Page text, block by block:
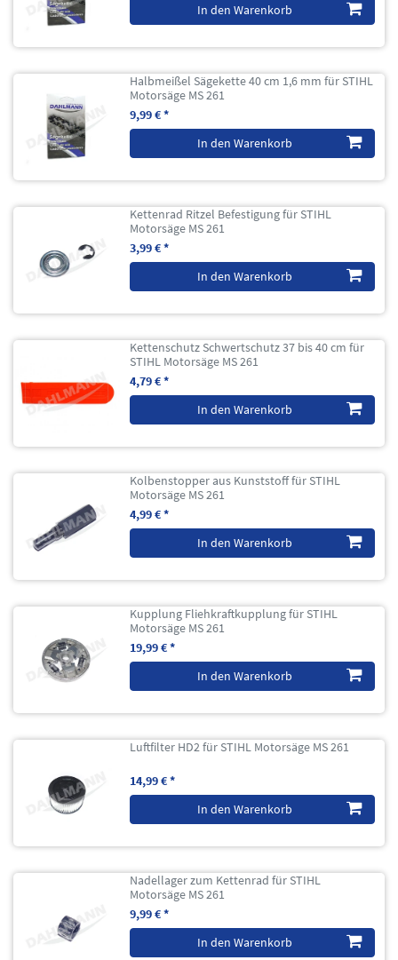
In den Warenkorb
Halbmeißel Sägekette 40 cm 1,6 mm für STIHL
Motorsäge MS 261
9,99 € *
In den Warenkorb
Kettenrad Ritzel Befestigung für STIHL
Motorsäge MS 261
3,99 € *
In den Warenkorb
Kettenschutz Schwertschutz 37 bis 40 cm für
STIHL Motorsäge MS 261
4,79 € *
In den Warenkorb
Kolbenstopper aus Kunststoff für STIHL
Motorsäge MS 261
4,99 € *
In den Warenkorb
Kupplung Fliehkraftkupplung für STIHL
Motorsäge MS 261
19,99 € *
In den Warenkorb
Luftfilter HD2 für STIHL Motorsäge MS 261
14,99 € *
In den Warenkorb
Nadellager zum Kettenrad für STIHL
Motorsäge MS 261
9,99 € *
In den Warenkorb